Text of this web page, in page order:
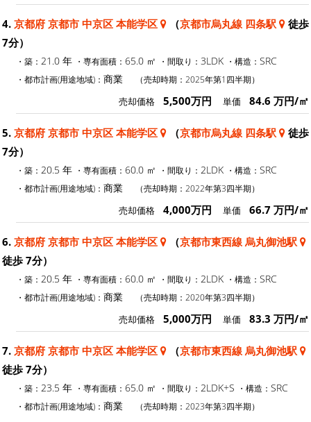
4. 京都府 京都市 中京区 本能学区 （京都市烏丸線 四条駅
徒歩
7分）
・築： 21.0 年 ・専有面積： 65.0 ㎡ ・間取り： 3LDK ・構造： SRC
・都市計画(用途地域)： 商業 （売却時期：2025年第1四半期）
売却価格 5,500万円 単価 84.6 万円/㎡
5. 京都府 京都市 中京区 本能学区 （京都市烏丸線 四条駅
徒歩
7分）
・築： 20.5 年 ・専有面積： 60.0 ㎡ ・間取り： 2LDK ・構造： SRC
・都市計画(用途地域)： 商業 （売却時期：2022年第3四半期）
売却価格 4,000万円 単価 66.7 万円/㎡
6. 京都府 京都市 中京区 本能学区 （京都市東西線 烏丸御池駅
徒歩 7分）
・築： 20.5 年 ・専有面積： 60.0 ㎡ ・間取り： 2LDK ・構造： SRC
・都市計画(用途地域)： 商業 （売却時期：2020年第3四半期）
売却価格 5,000万円 単価 83.3 万円/㎡
7. 京都府 京都市 中京区 本能学区 （京都市東西線 烏丸御池駅
徒歩 7分）
・築： 23.5 年 ・専有面積： 65.0 ㎡ ・間取り： 2LDK+S ・構造： SRC
・都市計画(用途地域)： 商業 （売却時期：2023年第3四半期）